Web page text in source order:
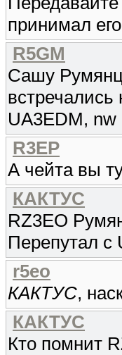
принимал
R5GM
Сашу
UA3EDM, nw
R3EP
А чейта вы
КАКТУС
RZ3EO
Перепутал с
r5eo
КАКТУС,
КАКТУС
Кто помнит